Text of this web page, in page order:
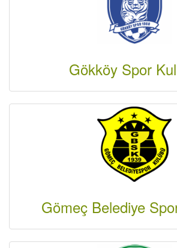
Gökköy Spor
Gömeç Belediye